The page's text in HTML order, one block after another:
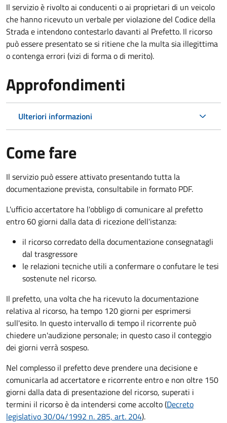
Il servizio è rivolto ai conducenti o ai proprietari di un veicolo
che hanno ricevuto un verbale per violazione del Codice della
Strada e intendono contestarlo davanti al Prefetto. Il ricorso
può essere presentato se si ritiene che la multa sia illegittima
o contenga errori (vizi di forma o di merito).
Approfondimenti
Ulteriori informazioni
Come fare
Il servizio può essere attivato presentando tutta la
documentazione prevista, consultabile in formato PDF.
L'ufficio accertatore ha l'obbligo di comunicare al prefetto
entro 60 giorni dalla data di ricezione dell'istanza:
il ricorso corredato della documentazione consegnatagli
dal trasgressore
le relazioni tecniche utili a confermare o confutare le tesi
sostenute nel ricorso.
Il prefetto, una volta che ha ricevuto la documentazione
relativa al ricorso, ha tempo 120 giorni per esprimersi
sull'esito. In questo intervallo di tempo il ricorrente può
chiedere un'audizione personale; in questo caso il conteggio
dei giorni verrà sospeso.
Nel complesso il prefetto deve prendere una decisione e
comunicarla ad accertatore e ricorrente entro e non oltre 150
giorni dalla data di presentazione del ricorso, superati i
termini il ricorso è da intendersi come accolto (Decreto
legislativo 30/04/1992 n. 285, art. 204).